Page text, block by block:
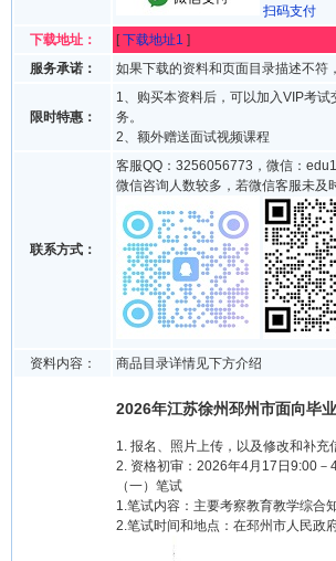
扫码支付
下载地址：
[下载地址1 ]
服务承诺：
如果下载的资料和页面目录描述不符
限时特惠：
1、购买本资料后，可以加入VIP考
务。
2、额外赠送面试视频课程
联系方式：
客服QQ：3256056773，微信：
微信咨询人数较多，若微信客服未及
资料内容： 商品目录详情见下方介绍
2026年江苏徐州邳州市面向毕
1. 报名、照片上传，以及修改和补充
2. 资格初审：2026年4月17日9:00－
（一）笔试
1.笔试内容：主要考察教育教学综合
2.笔试时间和地点：在邳州市人民政